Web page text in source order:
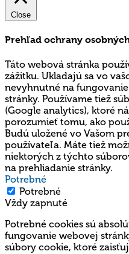
Close
Prehľad ochrany
Táto webová stránka
zážitku. Ukladajú sa vo
nevyhnutné na
stránky. Používame tiež
(Google analytics), ktoré
porozumieť tomu, ako
Budú uložené vo Vašom
používateľa. Máte tiež
niektorých z týchto
na prehliadanie stránky.
Potrebné
Potrebné
Vždy zapnuté
Potrebné cookies sú
fungovanie webovej
súbory cookie, ktoré